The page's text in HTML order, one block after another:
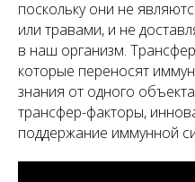
поскольку они не
или травами, и не
в наш организм.
которые переносят
знания от одного
трансфер-факторы,
поддержание иммунной